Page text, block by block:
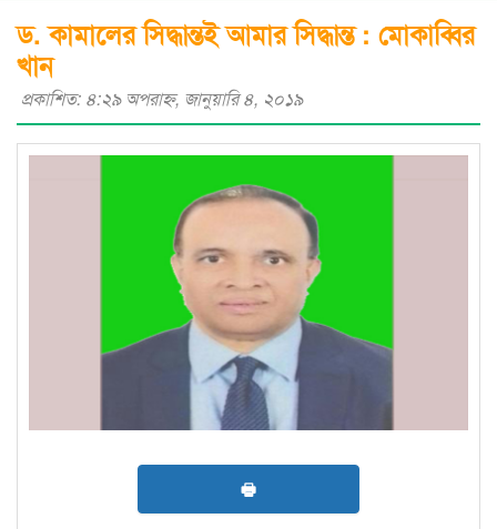
ড. কামালের সিদ্ধান্তই আমার সিদ্ধান্ত : মোকাব্বির
খান
প্রকাশিত: ৪:২৯ অপরাহ্ণ, জানুয়ারি ৪, ২০১৯
🖶